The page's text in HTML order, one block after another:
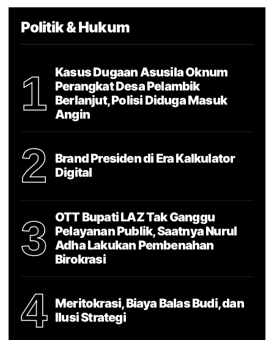
Politik & Hukum
1
Kasus Dugaan Asusila Oknum
Perangkat Desa Pelambik
Berlanjut, Polisi Diduga Masuk
Angin
2
Brand Presiden di Era Kalkulator
Digital
3
OTT Bupati LAZ Tak Ganggu
Pelayanan Publik, Saatnya Nurul
Adha Lakukan Pembenahan
Birokrasi
4
Meritokrasi, Biaya Balas Budi, dan
Ilusi Strategi